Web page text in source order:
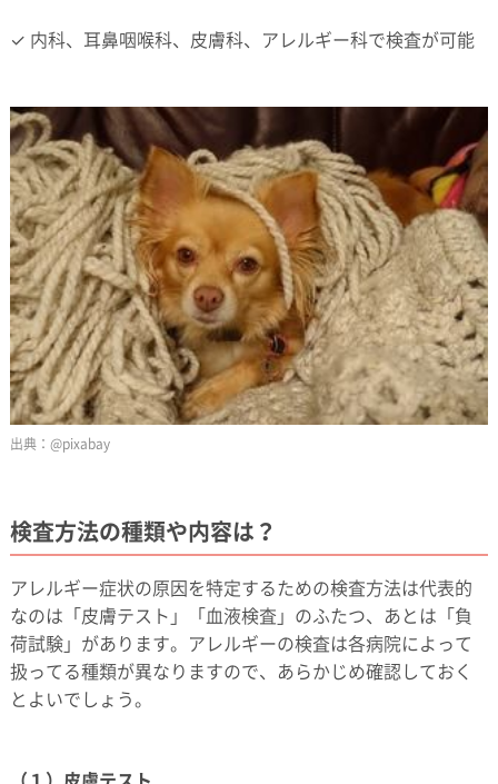
✓ 内科、耳鼻咽喉科、皮膚科、アレルギー科で検査が可能
@pixabay
検査方法の種類や内容は？
アレルギー症状の原因を特定するための検査方法は代表的
なのは「皮膚テスト」「血液検査」のふたつ、あとは「負
荷試験」があります。アレルギーの検査は各病院によって
扱ってる種類が異なりますので、あらかじめ確認しておく
とよいでしょう。